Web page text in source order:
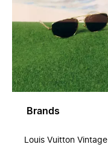
Brands
Louis Vuitton Vintage